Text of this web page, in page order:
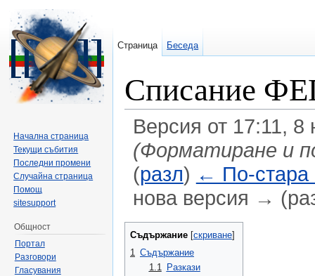
Списание
Версия от 17:11,
(Форматиране и
(разл) ← По-стара
нова версия →
Съдържание [скриване]
1 Съдържание
1.1
Разкази
Страница Беседа
Начална страница
Текущи събития
Последни промени
Случайна страница
Помощ
sitesupport
Общност
Портал
Разговори
Гласувания